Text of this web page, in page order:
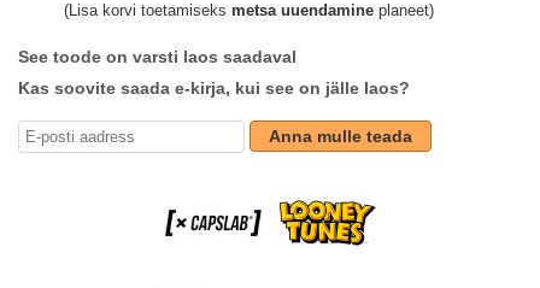
(Lisa korvi toetamiseks metsa uuendamine planeet)
See toode on varsti laos saadaval
Kas soovite saada e-kirja, kui see on jälle laos?
Anna mulle teada